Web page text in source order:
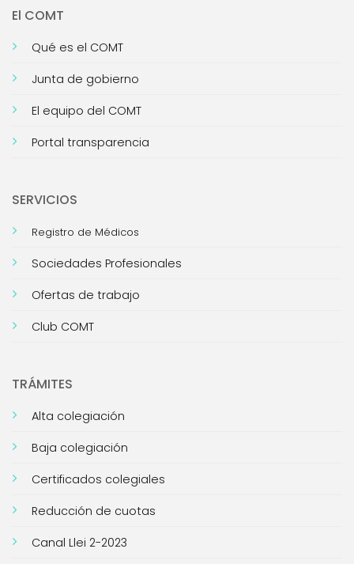
El COMT
Qué es el COMT
Junta de gobierno
El equipo del COMT
Portal transparencia
SERVICIOS
Registro de Médicos
Sociedades Profesionales
Ofertas de trabajo
Club COMT
TRÁMITES
Alta colegiación
Baja colegiación
Certificados colegiales
Reducción de cuotas
Canal Llei 2-2023